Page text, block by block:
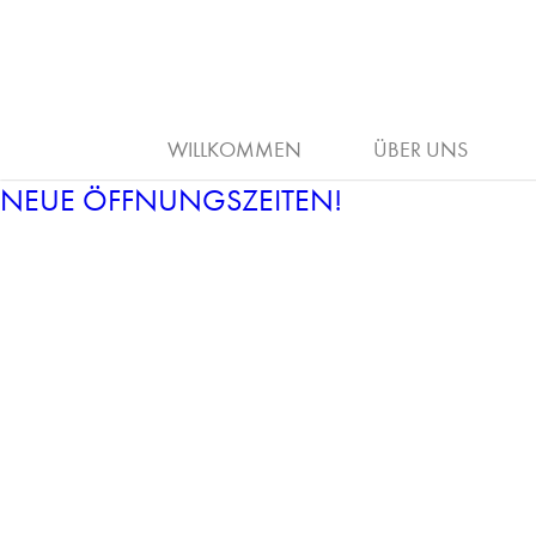
WILLKOMMEN ÜBER UNS
ARBEITGEBER
NEUE ÖFFNUNGSZEITEN!